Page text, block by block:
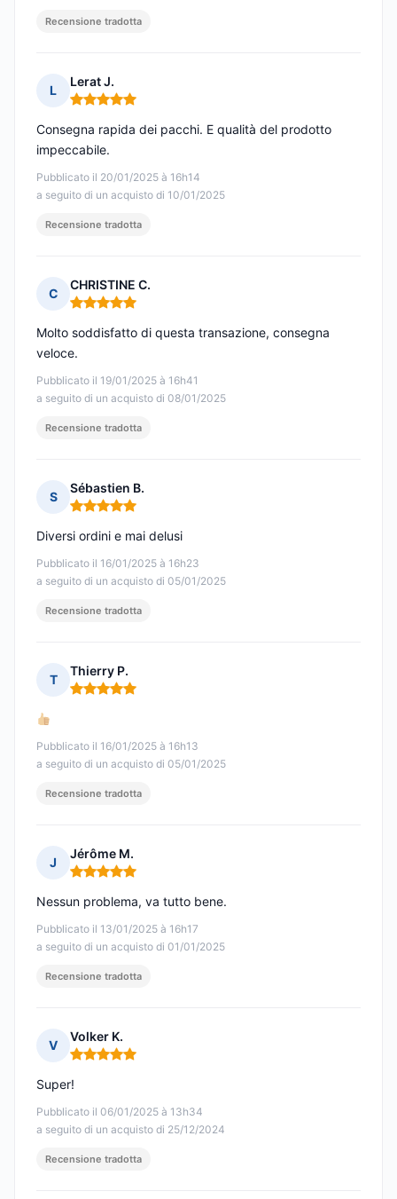
Recensione tradotta
L
Lerat J.
Nota: 5 su 5
Pubblicato il 20/01/2025 à 16h14
a seguito di un acquisto di 10/01/2025
Consegna rapida dei pacchi. E qualità del prodotto
impeccabile.
Recensione tradotta
C
CHRISTINE C.
Nota: 5 su 5
Pubblicato il 19/01/2025 à 16h41
a seguito di un acquisto di 08/01/2025
Molto soddisfatto di questa transazione, consegna
veloce.
Recensione tradotta
S
Sébastien B.
Nota: 5 su 5
Pubblicato il 16/01/2025 à 16h23
a seguito di un acquisto di 05/01/2025
Diversi ordini e mai delusi
Recensione tradotta
T
Thierry P.
Nota: 5 su 5
Pubblicato il 16/01/2025 à 16h13
a seguito di un acquisto di 05/01/2025
Recensione tradotta
J
Jérôme M.
Nota: 5 su 5
Pubblicato il 13/01/2025 à 16h17
a seguito di un acquisto di 01/01/2025
Nessun problema, va tutto bene.
Recensione tradotta
V
Volker K.
Nota: 5 su 5
Pubblicato il 06/01/2025 à 13h34
a seguito di un acquisto di 25/12/2024
Super!
Recensione tradotta